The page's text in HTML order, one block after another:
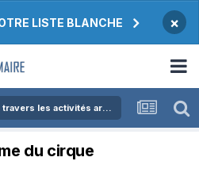
LISTE BLANCHE ×
Agir, s'exprimer, comprendre à travers les activités artistiques
du cirque